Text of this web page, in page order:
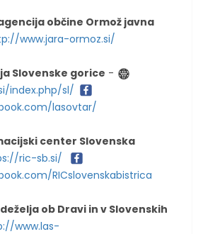
občine Ormož javna
www.jara-ormoz.si/
Slovenske gorice -
index.php/sl/
lasovtar/
center Slovenska
ric-sb.si/
RICslovenskabistrica
ob Dravi in v Slovenskih
www.las-